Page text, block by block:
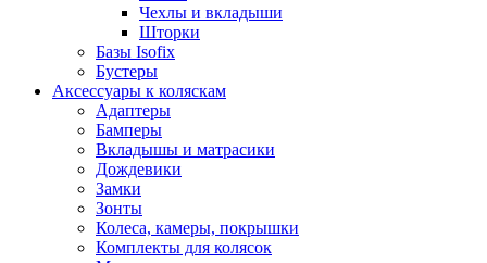
Чехлы и вкладыши
Шторки
Базы Isofix
Бустеры
Аксессуары к коляскам
Адаптеры
Бамперы
Вкладышы и матрасики
Дождевики
Замки
Зонты
Колеса, камеры, покрышки
Комплекты для колясок